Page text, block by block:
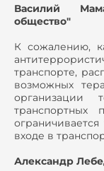
Василий
общество"
К сожалению,
транспорте,
возможных
организации
входе в
Александр